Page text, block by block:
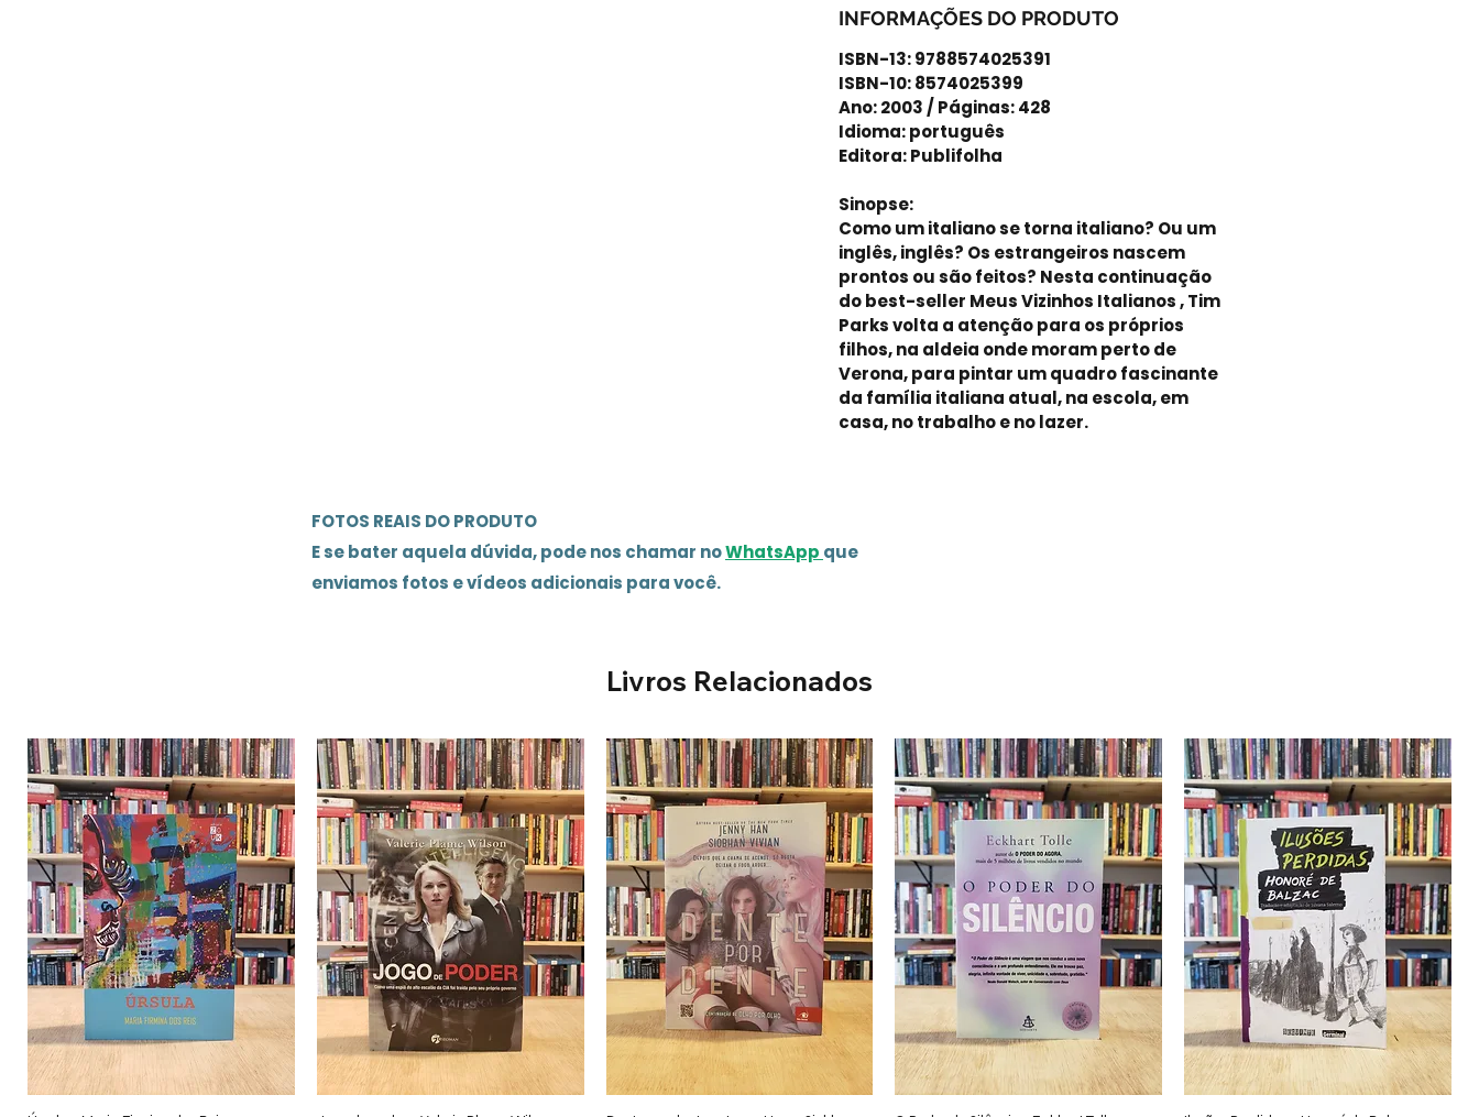
INFORMAÇÕES DO PRODUTO
ISBN-13: 9788574025391
ISBN-10: 8574025399
Ano: 2003 / Páginas: 428
Idioma: português
Editora: Publifolha
Sinopse:
Como um italiano se torna italiano? Ou um
inglês, inglês? Os estrangeiros nascem
prontos ou são feitos? Nesta continuação
do best-seller Meus Vizinhos Italianos , Tim
Parks volta a atenção para os próprios
filhos, na aldeia onde moram perto de
Verona, para pintar um quadro fascinante
da família italiana atual, na escola, em
casa, no trabalho e no lazer.
FOTOS REAIS DO PRODUTO
E se bater aquela dúvida, pode nos chamar noWhatsApp que
enviamos fotos e vídeos adicionais para você.
Livros Relacionados